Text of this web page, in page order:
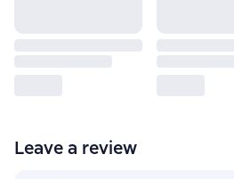
Leave a review